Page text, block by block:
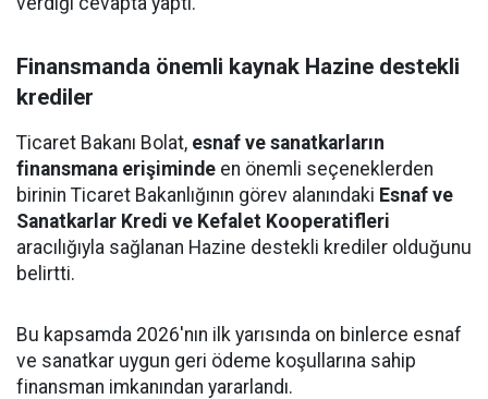
Finansmanda önemli kaynak Hazine destekli
krediler
Ticaret Bakanı Bolat, esnaf ve sanatkarların
finansmana erişiminde en önemli seçeneklerden
birinin Ticaret Bakanlığının görev alanındaki Esnaf ve
Sanatkarlar Kredi ve Kefalet Kooperatifleri
aracılığıyla sağlanan Hazine destekli krediler olduğunu
belirtti.
Bu kapsamda 2026'nın ilk yarısında on binlerce esnaf
ve sanatkar uygun geri ödeme koşullarına sahip
finansman imkanından yararlandı.